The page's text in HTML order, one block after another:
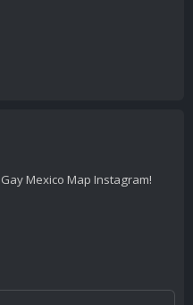
Mexico Map Instagram!